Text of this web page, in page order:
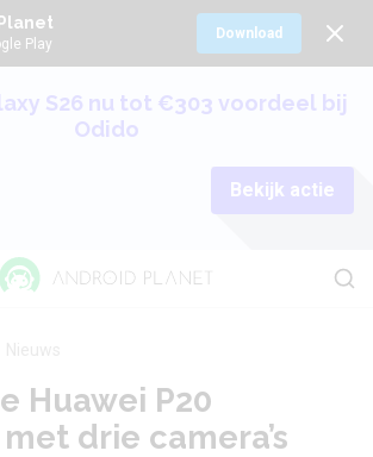
Play
Download
S26 nu tot €303 voordeel bij
Odido
Bekijk actie
Huawei P20
drie camera’s